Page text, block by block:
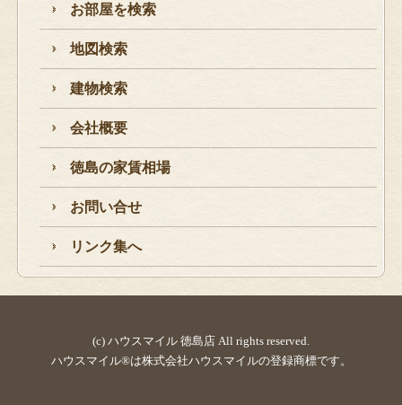
お部屋を検索
地図検索
建物検索
会社概要
徳島の家賃相場
お問い合せ
リンク集へ
(c) ハウスマイル 徳島店 All rights reserved.
ハウスマイル®は株式会社ハウスマイルの登録商標です。